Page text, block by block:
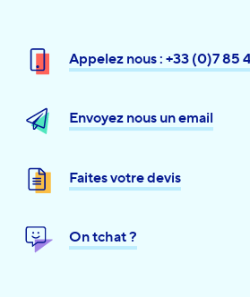
Appelez nous : +33 (0)7 85
Envoyez nous un email
Faites votre devis
On tchat ?